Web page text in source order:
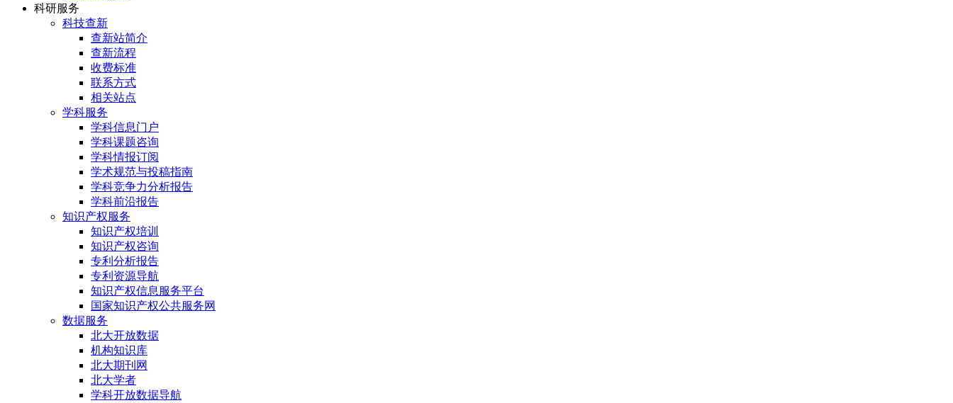
科研服务
科技查新
查新站简介
查新流程
收费标准
联系方式
相关站点
学科服务
学科信息门户
学科课题咨询
学科情报订阅
学术规范与投稿指南
学科竞争力分析报告
学科前沿报告
知识产权服务
知识产权培训
知识产权咨询
专利分析报告
专利资源导航
知识产权信息服务平台
国家知识产权公共服务网
数据服务
北大开放数据
机构知识库
北大期刊网
北大学者
学科开放数据导航